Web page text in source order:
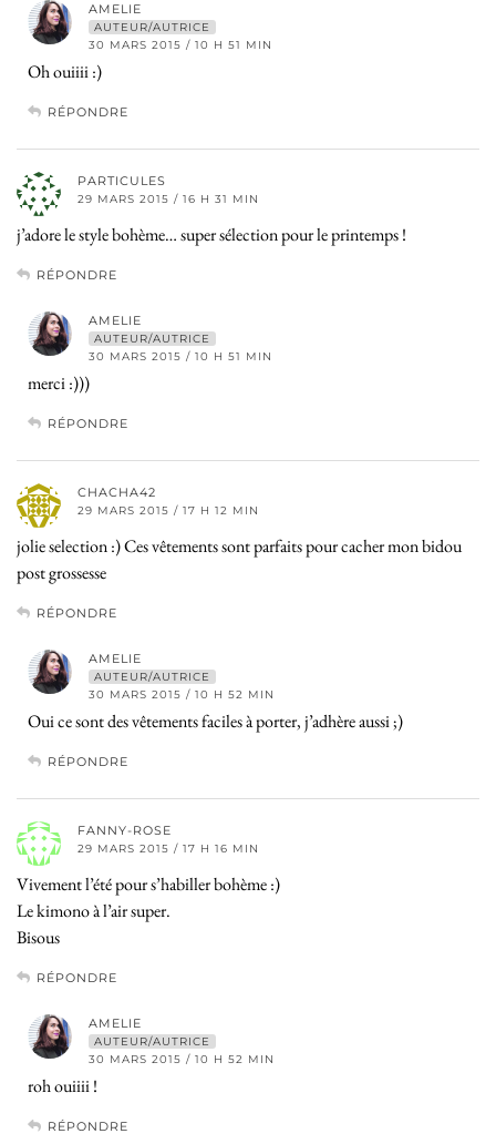
AMELIE
AUTEUR/AUTRICE
30 MARS 2015 / 10 H 51 MIN
Oh ouiiii :)
RÉPONDRE
PARTICULES
29 MARS 2015 / 16 H 31 MIN
j’adore le style bohème… super sélection pour le printemps !
RÉPONDRE
AMELIE
AUTEUR/AUTRICE
30 MARS 2015 / 10 H 51 MIN
merci :)))
RÉPONDRE
CHACHA42
29 MARS 2015 / 17 H 12 MIN
jolie selection :) Ces vêtements sont parfaits pour cacher mon bidou
post grossesse
RÉPONDRE
AMELIE
AUTEUR/AUTRICE
30 MARS 2015 / 10 H 52 MIN
Oui ce sont des vêtements faciles à porter, j’adhère aussi ;)
RÉPONDRE
FANNY-ROSE
29 MARS 2015 / 17 H 16 MIN
Vivement l’été pour s’habiller bohème :)
Le kimono à l’air super.
Bisous
RÉPONDRE
AMELIE
AUTEUR/AUTRICE
30 MARS 2015 / 10 H 52 MIN
roh ouiiii !
RÉPONDRE